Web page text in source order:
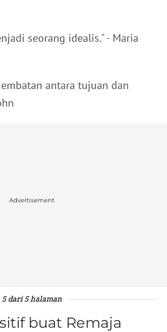
seorang idealis." - Maria
antara tujuan dan
Advertisement
5 dari 5 halaman
buat Remaja